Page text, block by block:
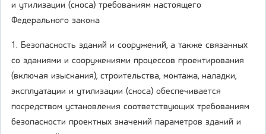
и утилизации (сноса) требованиям настоящего
Федерального закона
1. Безопасность зданий и сооружений, а также связанных
со зданиями и сооружениями процессов проектирования
(включая изыскания), строительства, монтажа, наладки,
эксплуатации и утилизации (сноса) обеспечивается
посредством установления соответствующих требованиям
безопасности проектных значений параметров зданий и